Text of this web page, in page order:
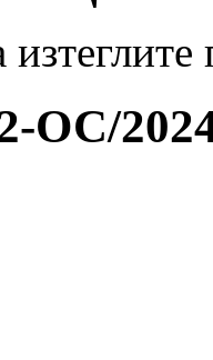
ОС/